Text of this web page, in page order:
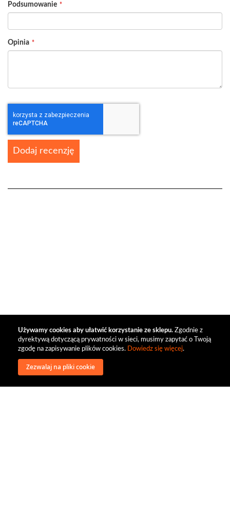
Używamy cookies aby ułatwić korzystanie ze sklepu. Zgodnie z
dyrektywą dotyczącą prywatności w sieci, musimy zapytać o Twoją
zgodę na zapisywanie plików cookies. Dowiedz się więcej.
Zezwalaj na pliki cookie
Podsumowanie
Opinia
Dodaj recenzję